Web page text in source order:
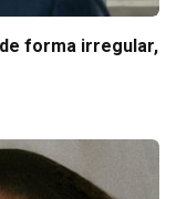
forma irregular,